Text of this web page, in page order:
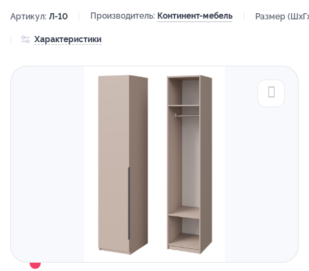
Артикул: Л-10 Производитель: Континент-мебель Размер
Характеристики